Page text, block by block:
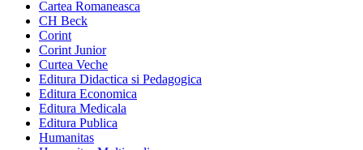
Cartea Romaneasca
CH Beck
Corint
Corint Junior
Curtea Veche
Editura Didactica si Pedagogica
Editura Economica
Editura Medicala
Editura Publica
Humanitas